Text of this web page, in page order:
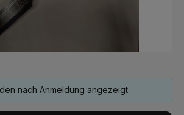
nach Anmeldung angezeigt